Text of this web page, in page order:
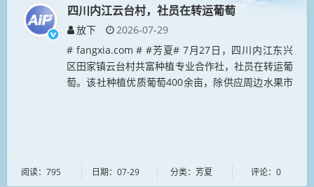
四川内江云台村，社员在转运葡萄
放下
2026-07-29
# fangxia.com # #芳夏# 7月27日，四川内江东兴
区田家镇云台村共富种植专业合作社，社员在转运葡
萄。该社种植优质葡萄400余亩，除供应周边水果市
阅读：795 日期：07-29 分类：芳夏 评论：0